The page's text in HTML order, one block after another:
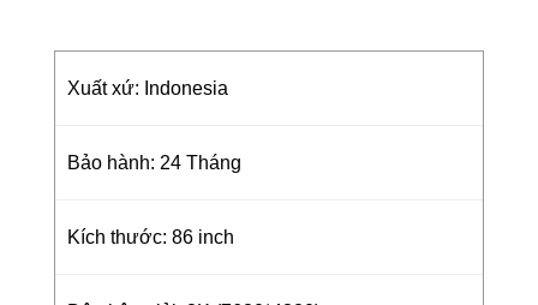
Xuất xứ: Indonesia
Bảo hành: 24 Tháng
Kích thước: 86 inch